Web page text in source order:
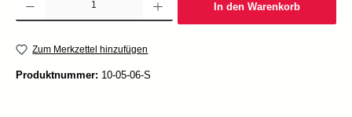
In den Warenkorb
Zum Merkzettel hinzufügen
Produktnummer: 10-05-06-S